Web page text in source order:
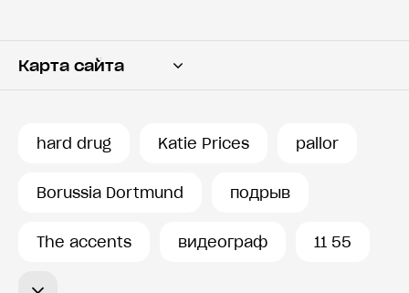
Карта сайта
История запросов
hard drug Katie Prices pallor
Borussia Dortmund подрыв
The accents видеограф 11 55